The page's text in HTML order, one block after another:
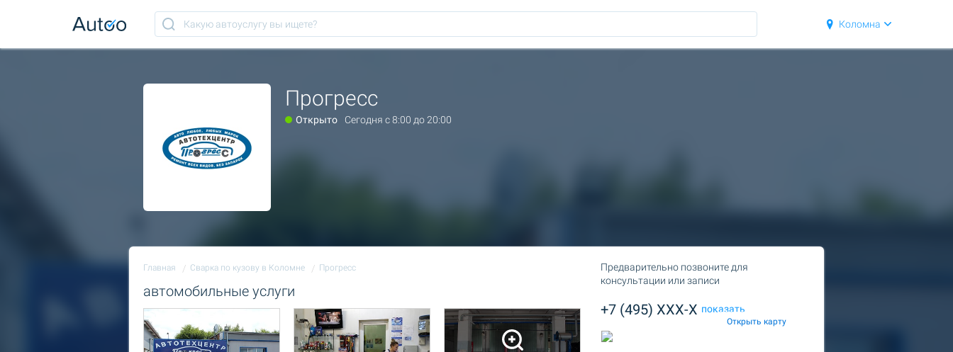
Коломна
Прогресс
Открыто Сегодня c 8:00 до 20:00
Предварительно позвоните для
консультации или записи
+7 (495) XXX-X показать
Открыть карту
Главная Сварка по кузову в Коломне Прогресс
автомобильные услуги